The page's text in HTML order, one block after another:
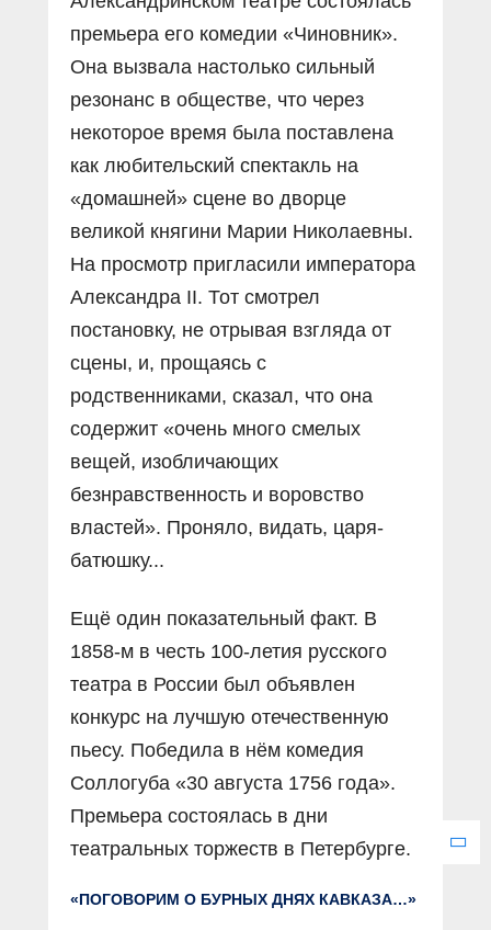
премьера его комедии «Чиновник».
Она вызвала настолько сильный
резонанс в обществе, что через
некоторое время была поставлена
как любительский спектакль на
«домашней» сцене во дворце
великой княгини Марии Николаевны.
На просмотр пригласили императора
Александра II. Тот смотрел
постановку, не отрывая взгляда от
сцены, и, прощаясь с
родственниками, сказал, что она
содержит «очень много смелых
вещей, изобличающих
безнравственность и воровство
властей». Проняло, видать, царя-
батюшку...
Ещё один показательный факт. В
1858-м в честь 100-летия русского
театра в России был объявлен
конкурс на лучшую отечественную
пьесу. Победила в нём комедия
Соллогуба «30 августа 1756 года».
Премьера состоялась в дни
театральных торжеств в Петербурге.
«ПОГОВОРИМ О БУРНЫХ ДНЯХ КАВКАЗА…»